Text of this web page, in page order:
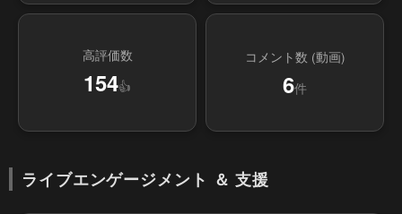
高評価数
154👍
コメント数 (動画)
6件
ライブエンゲージメント ＆ 支援